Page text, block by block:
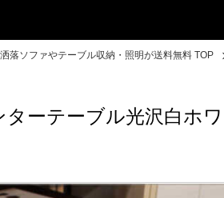
落ソファやテーブル収納・照明が送料無料 TOP
ターテーブル光沢白ホ